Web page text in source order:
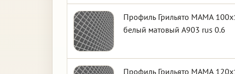
Профиль Грильято МАМА
белый матовый А903 rus 0.6
Профиль Грильято МАМА